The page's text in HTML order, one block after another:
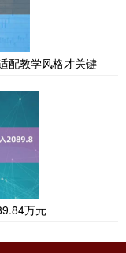
配教学风格才关键
万元